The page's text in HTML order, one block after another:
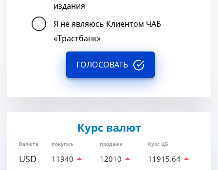
издания
Я не являюсь Клиентом ЧАБ
«Трастбанк»
ГОЛОСОВАТЬ
Курс валют
Валюта покупка продажа Курс ЦБ
USD 11940 12010 11915.64